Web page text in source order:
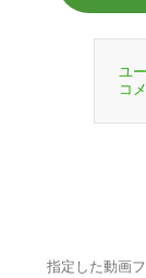
ユ
コ
指定した動画